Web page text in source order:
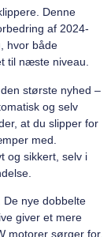
Denne
af 2024-
hvor både
til næste niveau.
største nyhed –
og selv
at du slipper for
med.
og sikkert, selv i
De nye dobbelte
giver et mere
motorer sørger for,